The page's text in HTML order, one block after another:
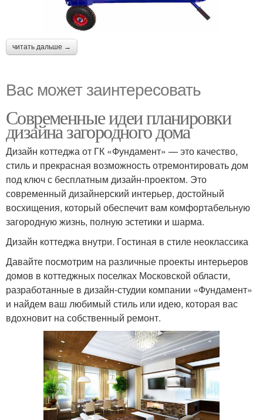
читать дальше →
Вас может заинтересовать
Современные идеи планировки
дизайна загородного дома
Дизайн коттеджа от ГК «Фундамент» — это качество,
стиль и прекрасная возможность отремонтировать дом
под ключ с бесплатным дизайн-проектом. Это
современный дизайнерский интерьер, достойный
восхищения, который обеспечит вам комфортабельную
загородную жизнь, полную эстетики и шарма.
Дизайн коттеджа внутри. Гостиная в стиле неоклассика
Давайте посмотрим на различные проекты интерьеров
домов в коттеджных поселках Московской области,
разработанные в дизайн-студии компании «Фундамент»
и найдем ваш любимый стиль или идею, которая вас
вдохновит на собственный ремонт.